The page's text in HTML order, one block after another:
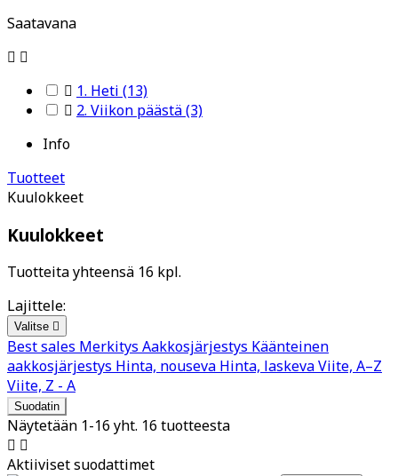
Saatavana
 
 1. Heti (13)
 2. Viikon päästä(3)
Info
Tuotteet
Kuulokkeet
Kuulokkeet
Tuotteita yhteensä 16 kpl.
Lajittele:
Valitse 
Best sales Merkitys Aakkosjärjestys Käänteinen
aakkosjärjestys Hinta, nouseva Hinta, laskevaViite, A–Z
Viite, Z - A
Suodatin
Näytetään 1-16 yht. 16 tuotteesta
 
Aktiiviset suodattimet